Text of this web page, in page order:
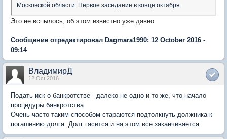
Московской области. Первое заседание в конце октября.
Это не вспылось, об этом известно уже давно
Сообщение отредактировал Dagmara1990: 12 October 2016 -
09:14
ВладимирД
12 Oct 2016
Подать иск о банкротстве - далеко не одно и то же, что начало
процедуры банкротства.
Очень часто таким способом стараются подтолкнуть должника к
погашению долга. Долг гасится и на этом все заканчивается.